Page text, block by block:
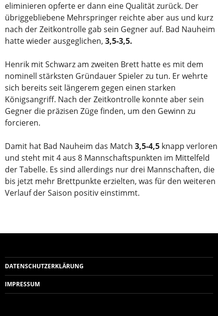
eliminieren opferte er dann eine Qualität zurück. Der
übriggebliebene Mehrspringer reichte aber aus und kurz
nach der Zeitkontrolle gab sein Gegner auf. Bad Nauheim
hatte wieder ausgeglichen, 3,5-3,5.
Henrik mit Schwarz am zweiten Brett hatte es mit dem
nominell stärksten Gründauer Spieler zu tun. Er wehrte
sich bereits seit längerem gegen einen starken
Königsangriff. Nach der Zeitkontrolle konnte aber sein
Gegner die präzisen Züge finden, um den Gewinn zu
forcieren.
Damit hat Bad Nauheim das Match 3,5-4,5 knapp verloren
und steht mit 4 aus 8 Mannschaftspunkten im Mittelfeld
der Tabelle. Es sind allerdings nur drei Mannschaften, die
bis jetzt mehr Brettpunkte erzielten, was für den weiteren
Verlauf der Saison positiv einstimmt.
DATENSCHUTZERKLÄRUNG
IMPRESSUM